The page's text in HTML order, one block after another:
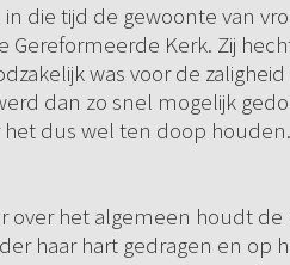
die tijd de gewoonte van
Kerk. Zij
was voor de
dan zo snel mogelijk
dus wel ten doop
over het algemeen houdt
haar hart gedragen en op